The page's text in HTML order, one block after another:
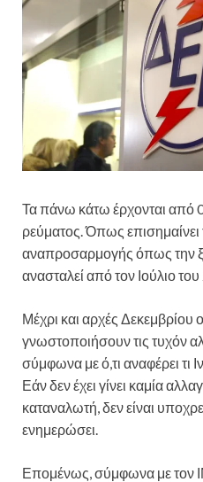
Τα πάνω κάτω έρχονται από
ρεύματος. Όπως
αναπροσαρμογής όπως την
ανασταλεί από τον Ιούλιο του
Μέχρι και αρχές Δεκεμβρίου
γνωστοποιήσουν τις τυχόν
σύμφωνα με ό,τι αναφέρει τι
Εάν δεν έχει γίνει καμία
καταναλωτή, δεν είναι
ενημερώσει.
Επομένως, σύμφωνα με τον